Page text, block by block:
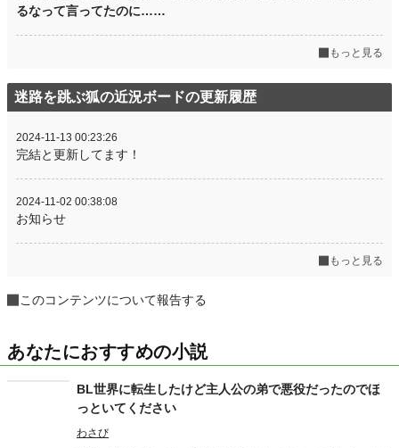
るなって言ってたのに……
もっと見る
迷路を跳ぶ狐の近況ボードの更新履歴
2024-11-13 00:23:26
完結と更新してます！
2024-11-02 00:38:08
お知らせ
もっと見る
このコンテンツについて報告する
あなたにおすすめの小説
BL世界に転生したけど主人公の弟で悪役だったのでほ
っといてください
わさび